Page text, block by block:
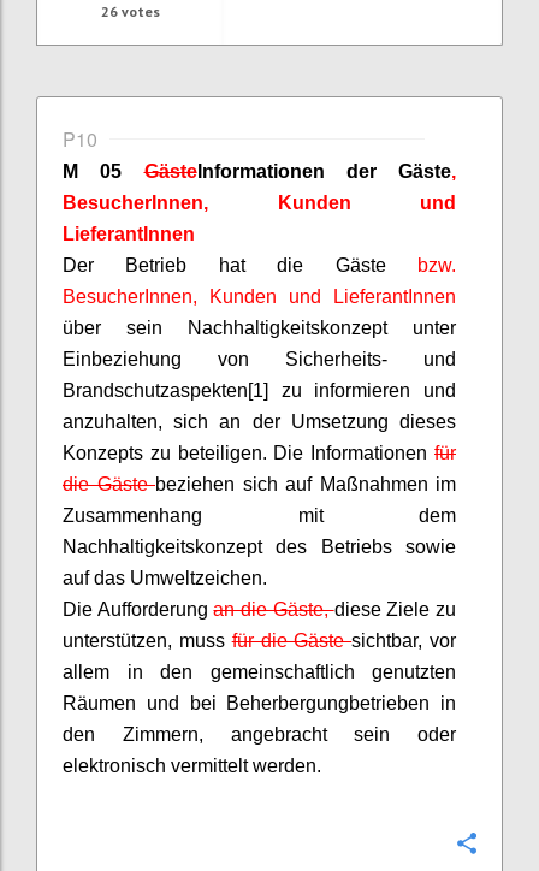
26votes
P10
M 05GästeInformationen der Gäste,
BesucherInnen, Kunden und
LieferantInnen
Der Betrieb hat die Gäste
bzw.
BesucherInnen, Kunden und
LieferantInnen
über sein Nachhaltigkeitskonzept unter
Einbeziehung von Sicherheits- und
Brandschutzaspekten[1] zu informieren und
anzuhalten, sich an der Umsetzung dieses
Konzepts zu beteiligen. Die Informationen für
die Gästebeziehen sich auf Maßnahmen im
Zusammenhang mit dem
Nachhaltigkeitskonzept des Betriebs sowie
auf das Umweltzeichen.
Die Aufforderungan die Gäste,diese Ziele zu
unterstützen, mussfür die Gästesichtbar, vor
allem in den gemeinschaftlich genutzten
Räumen und bei
Beherbergungbetrieben in
den Zimmern, angebracht sein oder
elektronisch vermittelt werden.